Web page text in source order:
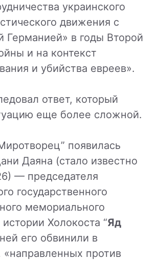
украинского
движения с
Германией» в годы Второй
и на контекст
и убийства евреев».
ответ, который
еще более сложной.
появилась
Даяна (стало известно
— председателя
государственного
мемориального
Холокоста “Яд
его обвинили в
«направленных против